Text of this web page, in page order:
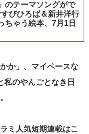
のテーマソングがで
びひろば＆新井洋行
ちゃう絵本、7月1日
か」、マイペースな
私のやんごとなき日
ミ人気短期連載はこ